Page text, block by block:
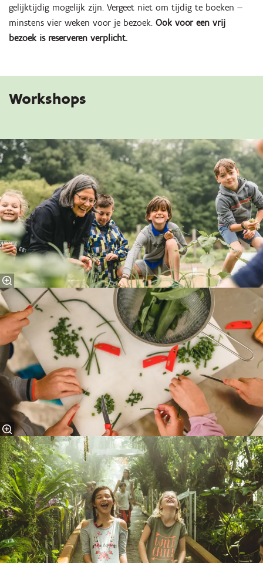
gelijktijdig mogelijk zijn. Vergeet niet om tijdig te boeken —
minstens vier weken voor je bezoek. Ook voor een vrij
bezoek is reserveren verplicht.
Workshops